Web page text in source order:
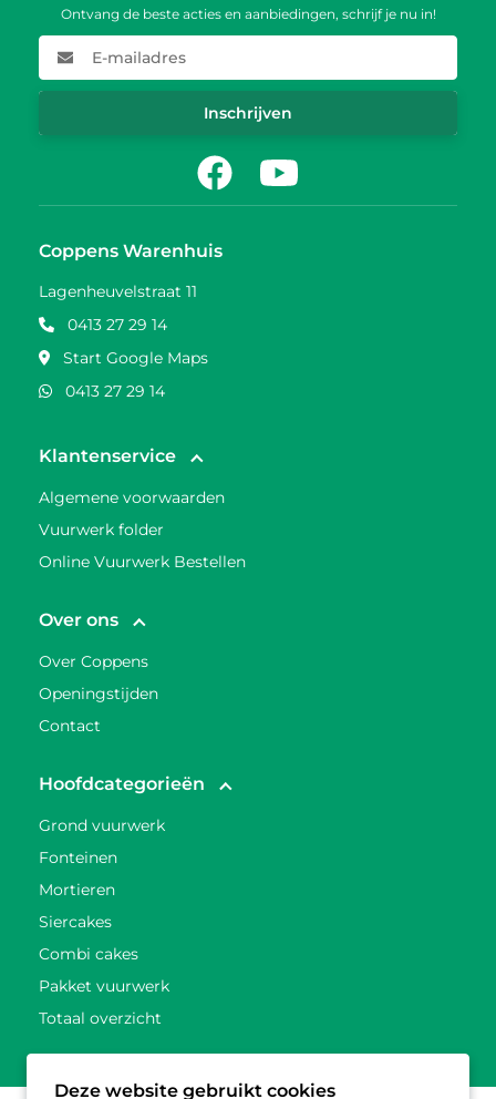
Ontvang de beste acties en aanbiedingen, schrijf je nu in!
E-mailadres
Inschrijven
FacebookYoutube
Coppens Warenhuis
Lagenheuvelstraat 11
0413 27 29 14
Start Google Maps
0413 27 29 14
Klantenservice
Algemene voorwaarden
Vuurwerk folder
Online Vuurwerk Bestellen
Over ons
Over Coppens
Openingstijden
Contact
Hoofdcategorieën
Grond vuurwerk
Fonteinen
Mortieren
Siercakes
Combi cakes
Pakket vuurwerk
Totaal overzicht
Deze website gebruikt cookies